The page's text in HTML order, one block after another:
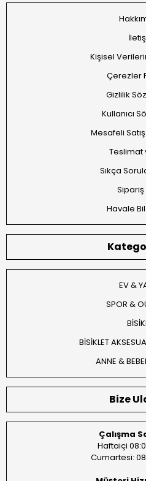
Kişisel
Çerezler
Gizlilik
Kullanıcı
Mesafeli
Teslimat
Sıkça
Sipariş
Havale
EV &
SPOR &
BİSİKLET
ANNE &
Bize
Çalışma
Haftaiçi
Cumartesi: